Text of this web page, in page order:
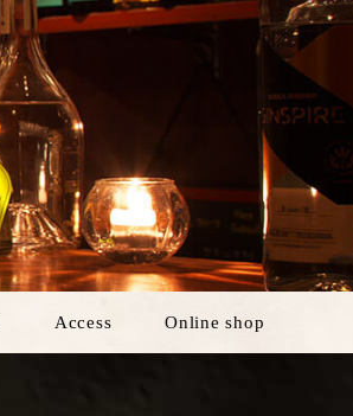
Access Online shop